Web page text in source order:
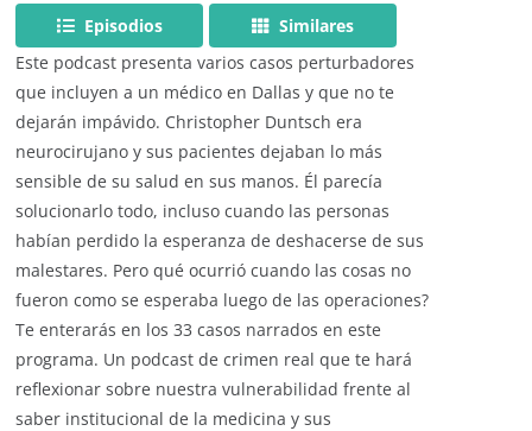
Episodios
Similares
Este podcast presenta varios casos perturbadores
que incluyen a un médico en Dallas y que no te
dejarán impávido. Christopher Duntsch era
neurocirujano y sus pacientes dejaban lo más
sensible de su salud en sus manos. Él parecía
solucionarlo todo, incluso cuando las personas
habían perdido la esperanza de deshacerse de sus
malestares. Pero qué ocurrió cuando las cosas no
fueron como se esperaba luego de las operaciones?
Te enterarás en los 33 casos narrados en este
programa. Un podcast de crimen real que te hará
reflexionar sobre nuestra vulnerabilidad frente al
saber institucional de la medicina y sus